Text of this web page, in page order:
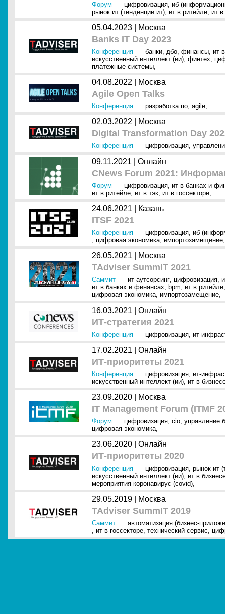
Форум цифровизация, иб
рынок ит (тенденции ит), ит в ритейле, ит в
05.04.2023 | Москва
Banks IT Day 2023
Конференция банки, дбо, финансы, ит
искусственный интеллект (ии), финтех,
платежные системы,
04.08.2022 | Москва
Agile Open Talks
Конференция разработка по, agile,
02.03.2022 | Москва
Digital Transformation Day
Конференция цифровизация,
09.11.2021 | Онлайн
CNews Forum 2021:
Форум цифровизация, ит в банках и
ит в ритейле, ит в тэк, ит в госсекторе,
24.06.2021 | Казань
ITSF 2021
Конференция цифровизация, иб
, цифровая экономика, импортозамещение,
26.05.2021 | Москва
TAdviser SummIT 2021
Саммит ит-аутсорсинг, цифровизация,
ит в банках и финансах, bpm, ит в ритейле
цифровая экономика, импортозамещение,
16.03.2021 | Онлайн
ИТ-стратегия 2021
Конференция цифровизация, ит-
17.02.2021 | Онлайн
ИТ-приоритеты 2021
Конференция цифровизация, ит-
искусственный интеллект (ии), ит в
23.09.2020 | Москва
IT Management Forum (ITMF
Форум цифровизация, cio, управление
цифровая экономика,
23.06.2020 | Онлайн
ИТ-приоритеты 2020
Конференция цифровизация, рынок ит
искусственный интеллект (ии), ит в
мероприятия коронавирус (covid),
29.05.2019 | Москва
TAdviser SummIT 2019
Саммит
автоматизация (бизнес-
, ит в госсекторе, технический сервис,